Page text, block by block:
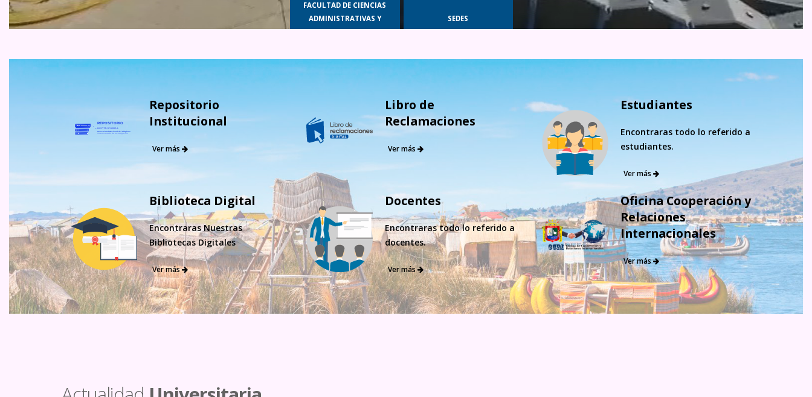
FACULTAD DE CIENCIAS
ADMINISTRATIVAS Y
HUMANAS
SEDES
REPOSITORIO
INSTITUCIONAL
Universidad Nacional del Altiplano
Vicerrectorado de Investigación
Repositorio
Institucional
Ver más
Libro de
Reclamaciones
Ver más
Estudiantes
Encontraras todo lo referido a
estudiantes.
Ver más
Biblioteca Digital
Encontraras Nuestras
Bibliotecas Digitales
Ver más
Docentes
Encontraras todo lo referido a
docentes.
Ver más
Oficina Cooperación y
Relaciones
Internacionales
Ver más